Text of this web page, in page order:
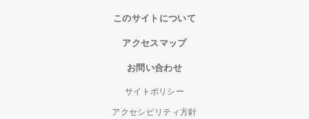
このサイトについて
アクセスマップ
お問い合わせ
サイトポリシー
アクセシビリティ方針